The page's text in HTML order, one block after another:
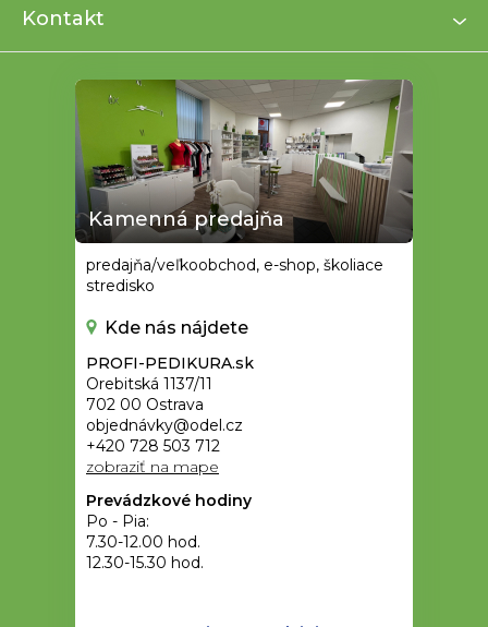
Kontakt
Kamenná predajňa
predajňa/veľkoobchod, e-shop, školiace
stredisko
Kde nás nájdete
PROFI-PEDIKURA.sk
Orebitská 1137/11
702 00 Ostrava
objednávky@odel.cz
+420 728 503 712
zobraziť na mape
Prevádzkové hodiny
Po - Pia:
7.30-12.00 hod.
12.30-15.30 hod.